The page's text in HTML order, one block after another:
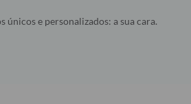
únicos e personalizados: a sua cara.